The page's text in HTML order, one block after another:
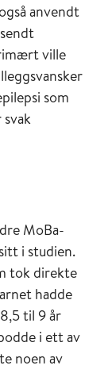
anvendt
ville
som
MoBa-
i studien.
tok direkte
hadde
til 9 år
i ett av
noen av